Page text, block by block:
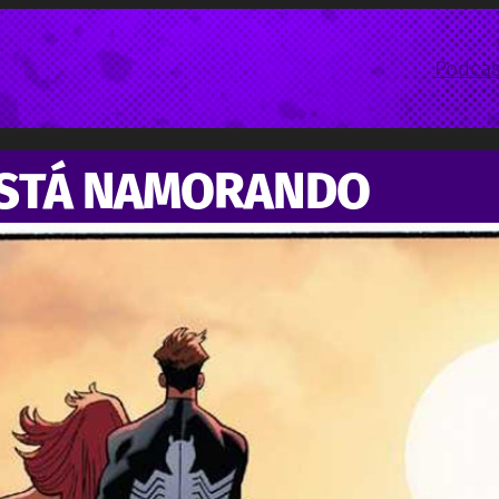
NAMORANDO